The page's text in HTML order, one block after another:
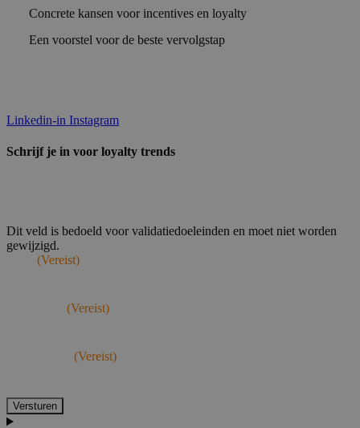
Concrete kansen voor incentives en loyalty
Een voorstel voor de beste vervolgstap
Linkedin-in Instagram
Schrijf je in voor loyalty trends
Dit veld is bedoeld voor validatiedoeleinden en moet niet worden
gewijzigd.
(Vereist)
(Vereist)
(Vereist)
Versturen